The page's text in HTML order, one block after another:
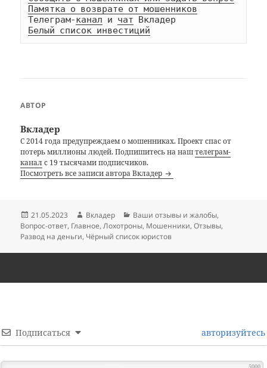
Памятка о возврате от мошенников
Телеграм-канал и чат
Белый список инвестиций
АВТОР
Вкладер
С 2014 года предупреждаем о мошенниках. Проект спас от
потерь миллионы людей. Подпишитесь на наштелеграм-
каналс 19 тысячами подписчиков.
Посмотреть все записи автора Вкладер
Опубликовано
21.05.2023 Автор
Вкладер Рубрики
Ваши отзывы и жалобы,
Вопрос-ответ, Главное,Лохотроны, Мошенники,Отзывы,
Развод на деньги, Чёрный список юристов
Подписаться авторизуйтесь